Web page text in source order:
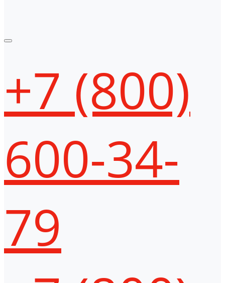
+7 (800)
600-34-
79